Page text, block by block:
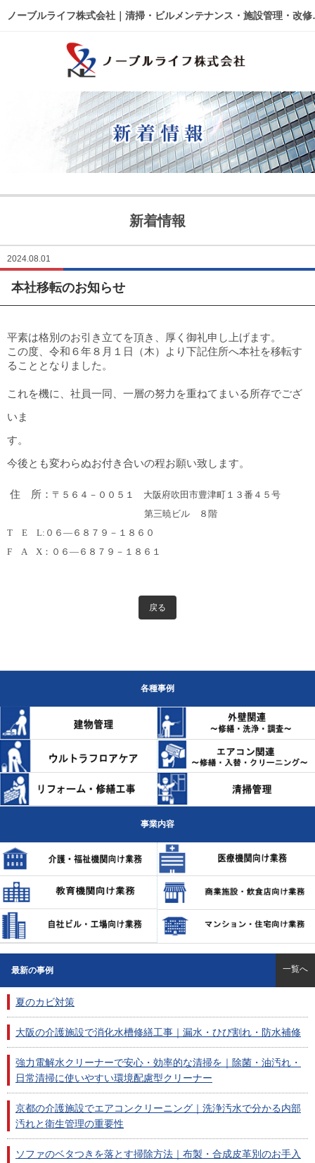
ノーブルライフ
各種事例
ノーブルライフの強み・特徴
ウルトラフロアケア
エアコン関連 ～修繕・
リフォーム・修繕工事
喜びの声
お問合せ
新着情報
2024.08.01
本社移転のお知らせ
平素は格別のお引き立てを頂き、厚く御礼申し上げます。
この度、令和６年８月１日（木）より下記住所へ本社を移転す
ることとなりました。
これを機に、社員一同、一層の努力を重ねてまいる所存でござ
いま
す
今後とも変わらぬお付き合いの程お願い致します。
住 所： 〒 ５６４－００５１ 大阪府吹田市豊津町１３番４５号
第三暁ビル ８階
T E L: ０６―６８７９－１８６０
F A X： ０６―６８７９－１８６１
戻る
各種事例
事業内容
最新の事例 一覧へ
夏のカビ対策
大阪の介護施設で消化水槽修繕工事｜漏水・ひび割れ・防水補修
強力電解水クリーナーで安心・効率的な清掃を｜除菌・油汚れ・
日常清掃に使いやすい環境配慮型クリーナー
京都の介護施設でエアコンクリーニング｜洗浄汚水で分かる内部
汚れと衛生管理の重要性
ソファのベタつきを落とす掃除方法｜布製・合成皮革別のお手入